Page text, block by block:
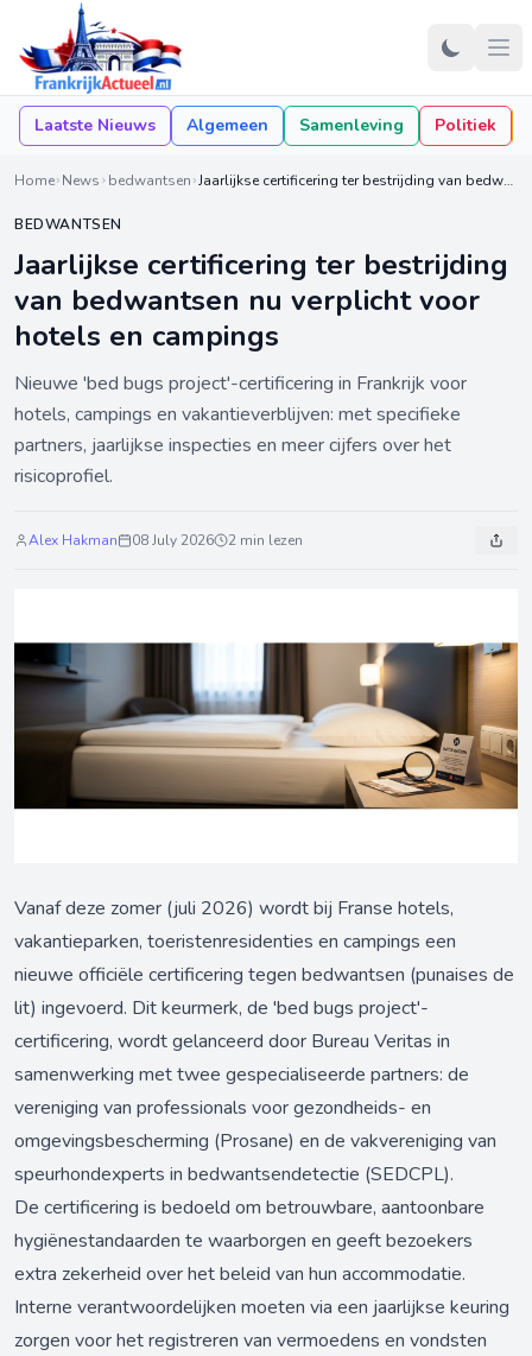
Laatste Nieuws Algemeen Samenleving Politiek
Home News bedwantsen Jaarlijkse certificering ter bestrijding van bedwantsen nu verplicht voor hotels en campings
BEDWANTSEN
Jaarlijkse certificering ter bestrijding
van bedwantsen nu verplicht voor
hotels en campings
Nieuwe 'bed bugs project'-certificering in Frankrijk voor
hotels, campings en vakantieverblijven: met specifieke
partners, jaarlijkse inspecties en meer cijfers over het
risicoprofiel.
Alex Hakman 08 July 2026 2 min lezen
Vanaf deze zomer (juli 2026) wordt bij Franse hotels,
vakantieparken, toeristenresidenties en campings een
nieuwe officiële certificering tegen bedwantsen (punaises de
lit) ingevoerd. Dit keurmerk, de 'bed bugs project'-
certificering, wordt gelanceerd door Bureau Veritas in
samenwerking met twee gespecialiseerde partners: de
vereniging van professionals voor gezondheids- en
omgevingsbescherming (Prosane) en de vakvereniging van
speurhondexperts in bedwantsendetectie (SEDCPL).
De certificering is bedoeld om betrouwbare, aantoonbare
hygiënestandaarden te waarborgen en geeft bezoekers
extra zekerheid over het beleid van hun accommodatie.
Interne verantwoordelijken moeten via een jaarlijkse keuring
zorgen voor het registreren van vermoedens en vondsten